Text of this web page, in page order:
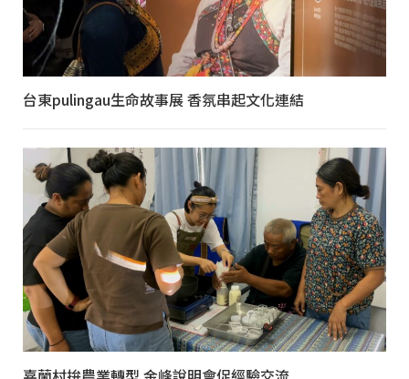
台東pulingau生命故事展 香氛串起文化連結